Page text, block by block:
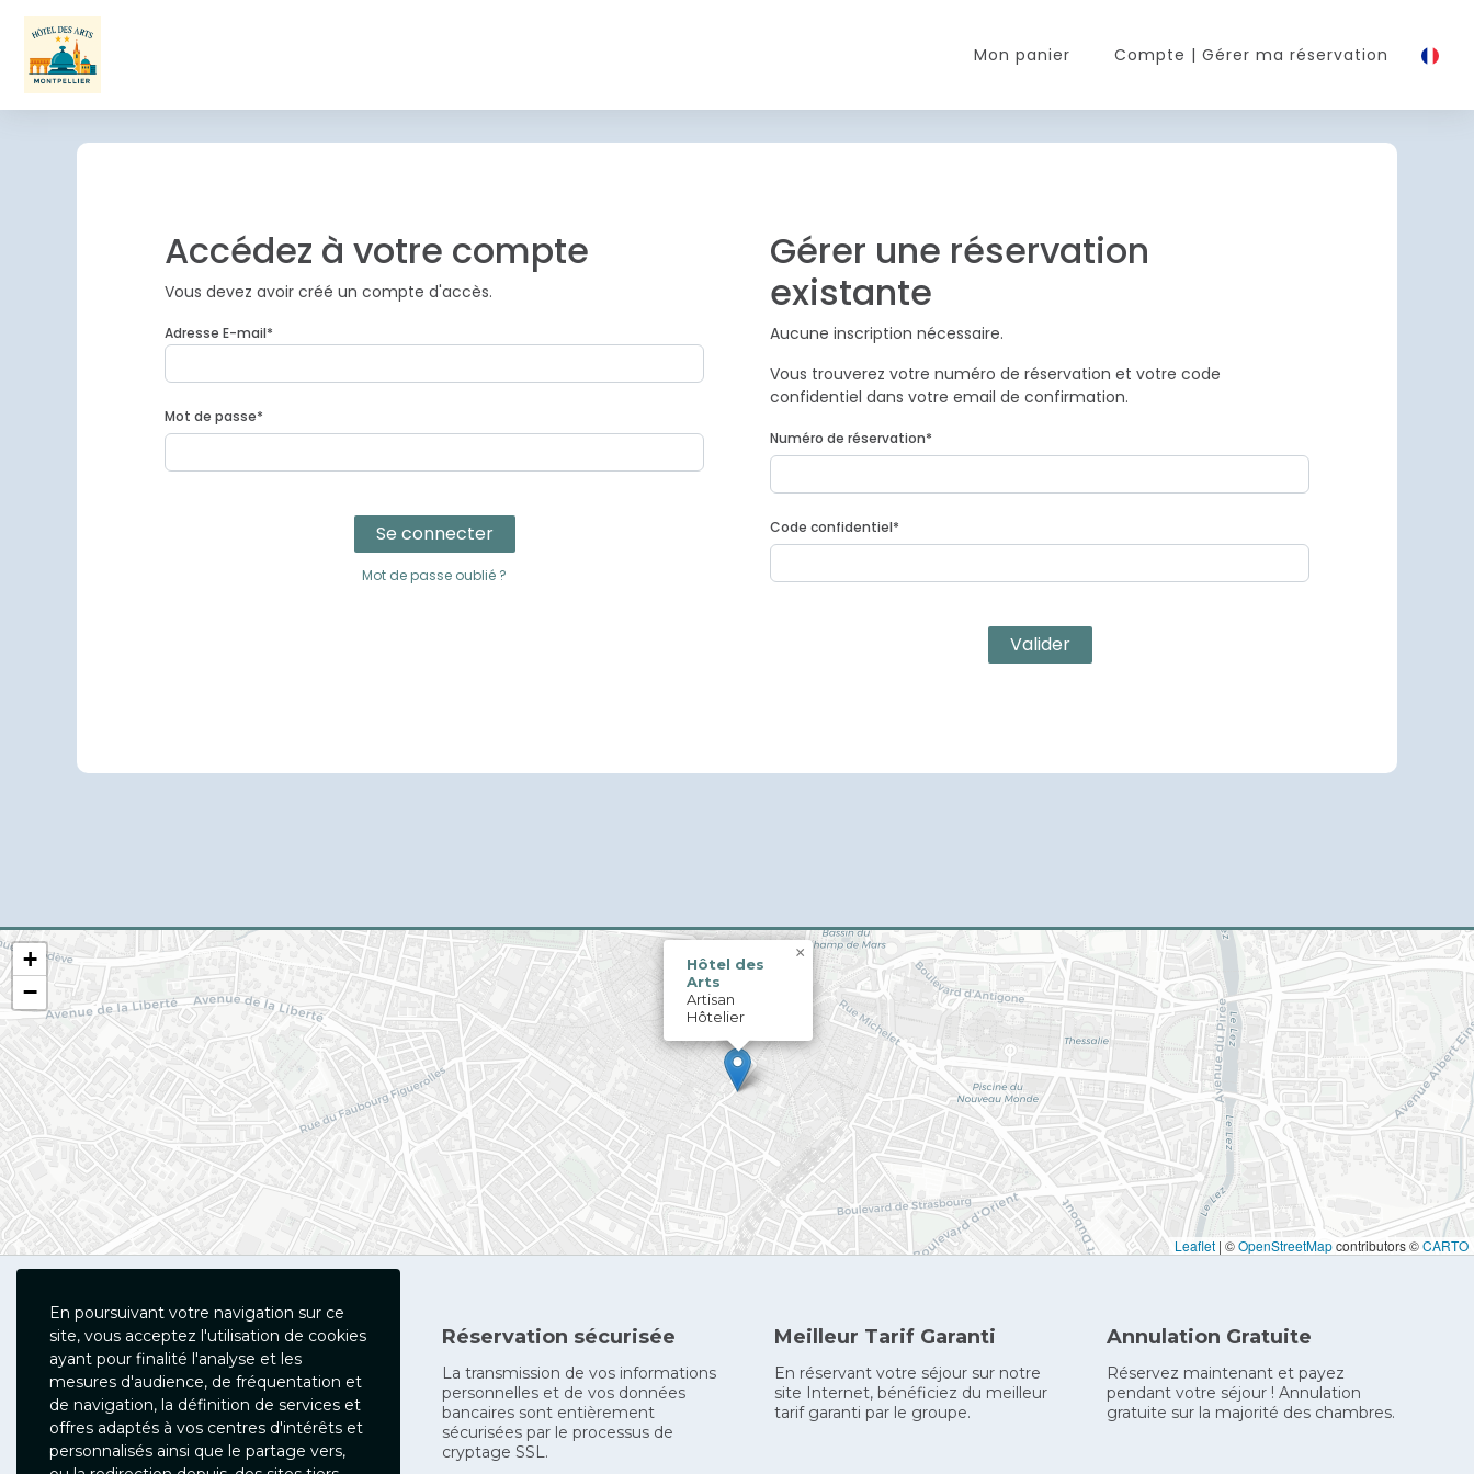
Mon panier Compte | Gérer ma réservation
Accédez à votre compte
Vous devez avoir créé un compte d'accès.
Adresse E-mail*
Mot de passe*
Se connecter
Mot de passe oublié ?
Gérer une réservation
existante
Aucune inscription nécessaire.
Vous trouverez votre numéro de réservation et votre code
confidentiel dans votre email de confirmation.
Numéro de réservation*
Code confidentiel*
Valider
Hôtel des
Arts
Artisan
Hôtelier
×
+
−
Leaflet | ©OpenStreetMapcontributors ©CARTO
Hotel des Arts
contact@hotel-des-arts.fr
www.hotel-des-arts.fr
Réservation sécurisée
La transmission de vos informations
personnelles et de vos données
bancaires sont entièrement
sécurisées par le processus de
cryptage SSL.
Meilleur Tarif Garanti
En réservant votre séjour sur notre
site Internet, bénéficiez du meilleur
tarif garanti par le groupe.
Annulation Gratuite
Réservez maintenant et payez
pendant votre séjour ! Annulation
gratuite sur la majorité des chambres.
En poursuivant votre navigation sur ce
site, vous acceptez l'utilisation de cookies
ayant pour finalité l'analyse et les
mesures d'audience, de fréquentation et
de navigation, la définition de services et
offres adaptés à vos centres d'intérêts et
personnalisés ainsi que le partage vers,